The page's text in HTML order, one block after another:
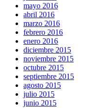
mayo 2016
abril 2016
marzo 2016
febrero 2016
enero 2016
diciembre 2015
noviembre 2015
octubre 2015
septiembre 2015
agosto 2015
julio 2015
junio 2015